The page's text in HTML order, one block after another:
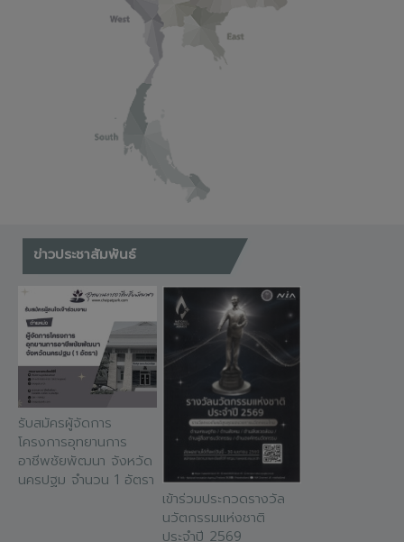
ข่าวประชาสัมพันธ์
รับสมัครผู้จัดการ
โครงการอุทยานการ
อาชีพชัยพัฒนา จังหวัด
นครปฐม จำนวน 1 อัตรา
เข้าร่วมประกวดรางวัล
นวัตกรรมแห่งชาติ
ประจำปี 2569